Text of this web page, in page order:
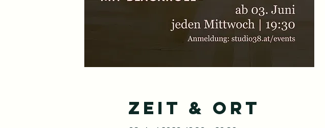
Zeit & Ort